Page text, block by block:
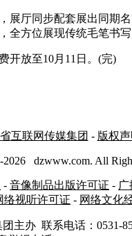
厅同步配套展出同期名
全方位展现传统毛笔书写
放至10月11日。(完)
互联网传媒集团 - 版权声
2026 dzwww.com. All
- 音像制品出版许可证 - 广
络视听许可证 - 网络文化
团主办 联系电话：0531-